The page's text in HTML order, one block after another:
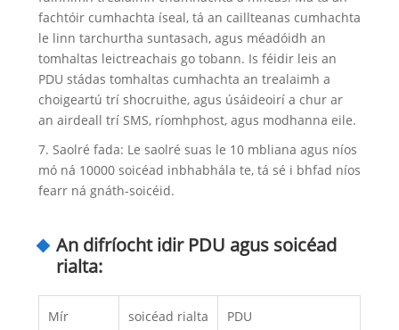
fachtóir cumhachta íseal, tá an caillteanas cumhachta
le linn tarchurtha suntasach, agus méadóidh an
tomhaltas leictreachais go tobann. Is féidir leis an
PDU stádas tomhaltas cumhachta an trealaimh a
choigeartú trí shocruithe, agus úsáideoirí a chur ar
an airdeall trí SMS, ríomhphost, agus modhanna eile.
7. Saolré fada: Le saolré suas le 10 mbliana agus níos
mó ná 10000 soicéad inbhabhála te, tá sé i bhfad níos
fearr ná gnáth-soicéid.
An difríocht idir PDU agus soicéad
rialta:
Mír soicéad rialta PDU